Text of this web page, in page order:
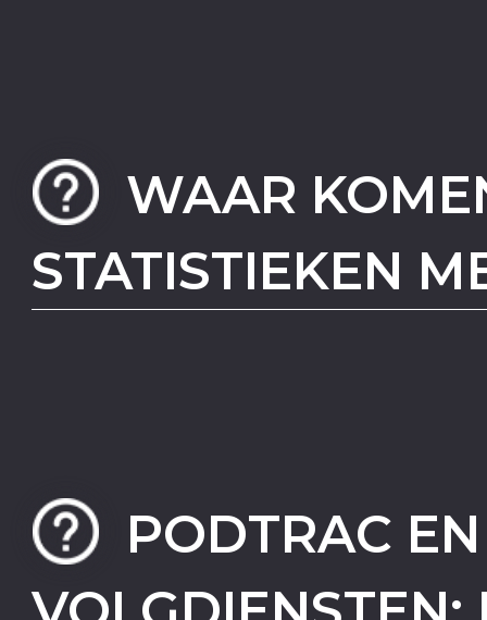
WAAR
STATISTIEKEN
PODTRAC